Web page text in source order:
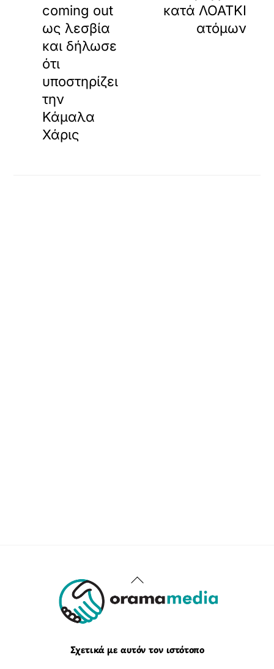
coming out
ως λεσβία
και δήλωσε
ότι
υποστηρίζει
την
Κάμαλα
Χάρις
κατά ΛΟΑΤΚΙ
ατόμων
Back
To
Σχετικά με αυτόν τον ιστότοπο